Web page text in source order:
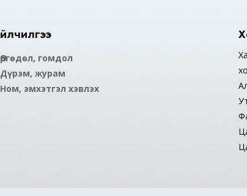
Үйлчилгээ
Өргөдөл, гомдол
Дүрэм, журам
Ном, эмхэтгэл хэвлэх